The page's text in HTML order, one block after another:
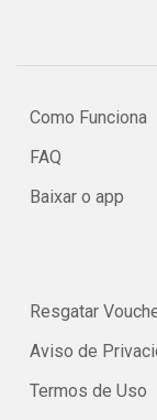
Como Funciona
FAQ
Baixar o app
Resgatar
Aviso de
Termos de Uso